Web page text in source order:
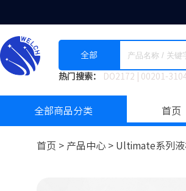
全部
热门搜索： DO2172 00201-
全部商品分类 首页
首页 > 产品中心 > Ultimate系列液